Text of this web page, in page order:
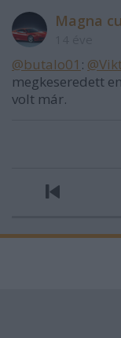
Magna
@butalo01 :
megkeseredett
volt már.